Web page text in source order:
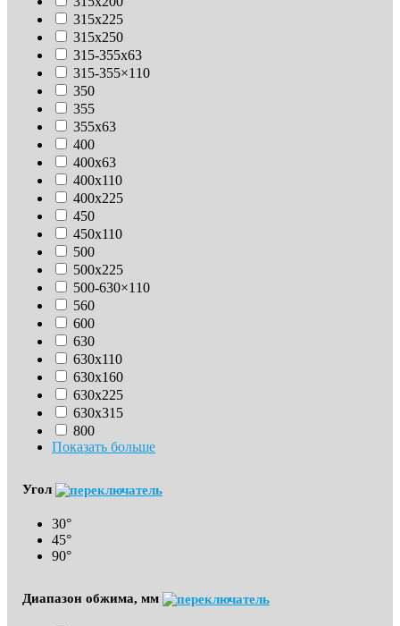
315х225
315х250
315-355х63
315-355×110
350
355
355х63
400
400х63
400х110
400х225
450
450х110
500
500х225
500-630×110
560
600
630
630х110
630x160
630х225
630х315
800
Показать больше
Угол
30°
45°
90°
Диапазон обжима, мм